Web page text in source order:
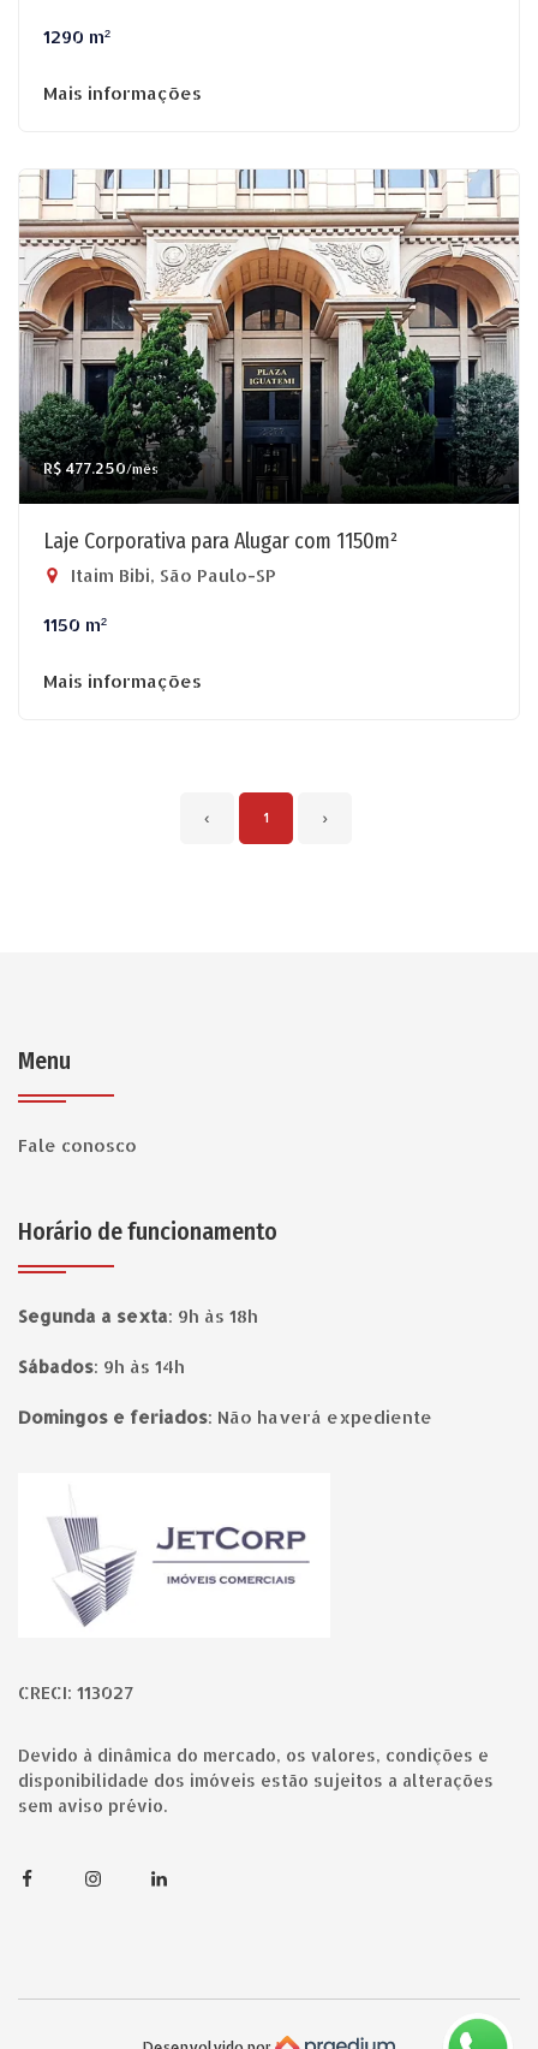
1290 m²
Mais informações
R$ 477.250/mês
Laje Corporativa para Alugar com 1150m²
Itaim Bibi, São Paulo-SP
1150 m²
Mais informações
‹ 1 ›
Menu
Fale conosco
Horário de funcionamento
Segunda a sexta: 9h às 18h
Sábados: 9h às 14h
Domingos e feriados: Não haverá expediente
CRECI: 113027
Devido à dinâmica do mercado, os valores, condições e
disponibilidade dos imóveis estão sujeitos a alterações
sem aviso prévio.
FacebookInstagramLinkedin